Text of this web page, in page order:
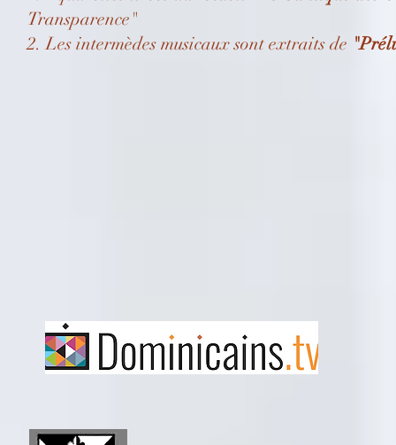
Transparence"
2. Les intermèdes musicaux sont extraits de